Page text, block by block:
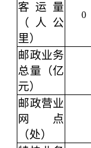
客运量
（人公
里）
0
邮政业务
总量（亿
元）
邮政营业
网点
（处）